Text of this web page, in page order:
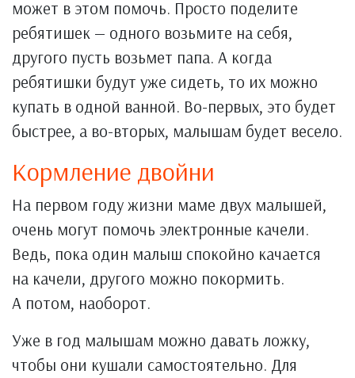
может в этом помочь. Просто поделите
ребятишек — одного возьмите на себя,
другого пусть возьмет папа. А когда
ребятишки будут уже сидеть, то их можно
купать в одной ванной. Во-первых, это будет
быстрее, а во-вторых, малышам будет весело.
Кормление двойни
На первом году жизни маме двух малышей,
очень могут помочь электронные качели.
Ведь, пока один малыш спокойно качается
на качели, другого можно покормить.
А потом, наоборот.
Уже в год малышам можно давать ложку,
чтобы они кушали самостоятельно. Для